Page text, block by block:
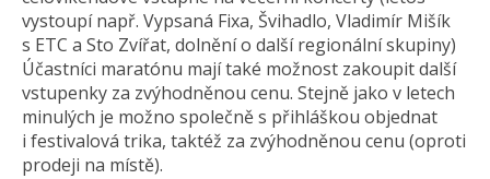
vystoupí např. Vypsaná Fixa, Švihadlo, Vladimír Mišík
s ETC a Sto Zvířat, dolnění o další regionální skupiny)
Účastníci maratónu mají také možnost zakoupit další
vstupenky za zvýhodněnou cenu. Stejně jako v letech
minulých je možno společně s přihláškou objednat
i festivalová trika, taktéž za zvýhodněnou cenu (oproti
prodeji na místě).